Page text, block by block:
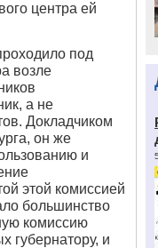
центра ей
под
возле
а не
Докладчиком
он же
и
этой комиссией
большинство
комиссию
губернатору, и